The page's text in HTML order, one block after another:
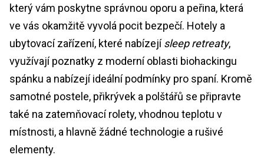
který vám poskytne správnou oporu a peřina, která
ve vás okamžitě vyvolá pocit bezpečí. Hotely a
ubytovací zařízení, které nabízejísleep retreaty,
využívají poznatky z moderní oblasti biohackingu
spánku a nabízejí ideální podmínky pro spaní. Kromě
samotné postele, přikrývek a polštářů se připravte
také na zatemňovací rolety, vhodnou teplotu v
místnosti, a hlavně žádné technologie a rušivé
elementy.